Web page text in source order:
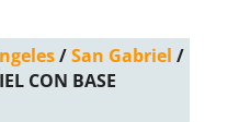
/San Gabriel /
CON BASE